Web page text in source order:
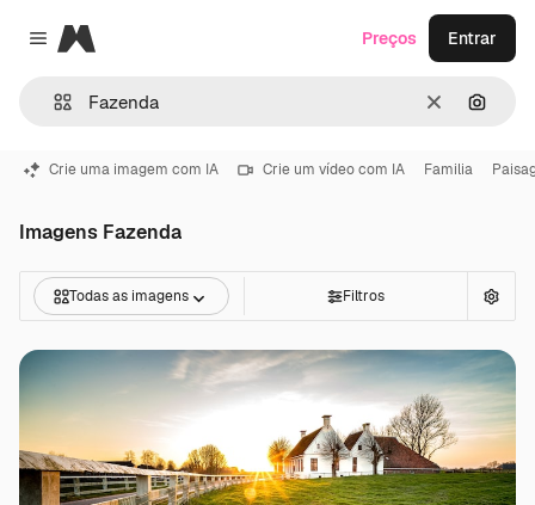
Close menu
Magnific
Limpar
Preços Entrar
Crie uma imagem com IA Crie um vídeo com IA Familia
Imagens Fazenda
Todas as imagens Filtros